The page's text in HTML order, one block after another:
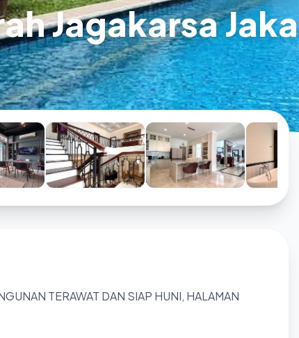
Jagakarsa
TERAWAT DAN SIAP HUNI, HALAMAN